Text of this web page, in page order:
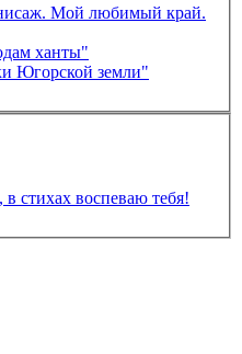
Мой любимый край.
ханты"
Югорской земли"
стихах воспеваю тебя!